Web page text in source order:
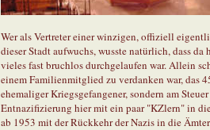
Wer als Vertreter einer winzigen, offiziell
dieser Stadt aufwuchs, wusste natürlich, dass
vieles fast bruchlos durchgelaufen war. Allein
einem Familienmitglied zu verdanken war, das
ehemaliger Kriegsgefangener, sondern am
Entnazifizierung hier mit ein paar "KZlern" in
ab 1953 mit der Rückkehr der Nazis in die